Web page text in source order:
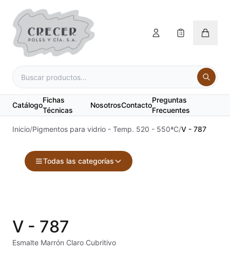
Catálogo
Fichas
Técnicas
NosotrosContacto
Preguntas
Frecuentes
Inicio/Pigmentos para vidrio - Temp. 520 - 550ªC/V - 787
Todas las categorías
Alambre Kanthal
V - 787
Esmalte Marrón Claro Cubritivo